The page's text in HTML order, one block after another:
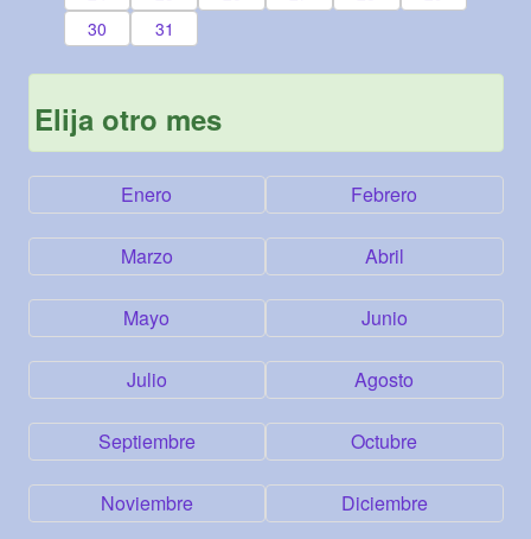
30
31
Elija otro mes
Enero Febrero
Marzo Abril
Mayo Junio
Julio Agosto
Septiembre Octubre
Noviembre Diciembre